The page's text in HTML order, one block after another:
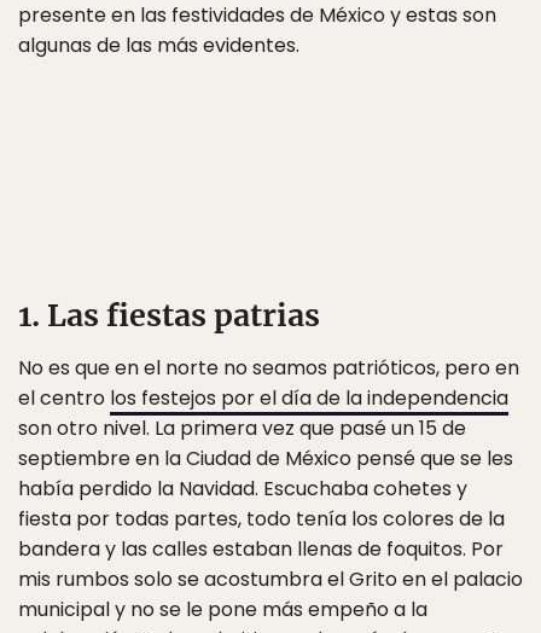
presente en las festividades de México y estas son
algunas de las más evidentes.
1. Las fiestas patrias
No es que en el norte no seamos patrióticos, pero en
el centro los festejos por el día de la independencia
son otro nivel. La primera vez que pasé un 15 de
septiembre en la Ciudad de México pensé que se les
había perdido la Navidad. Escuchaba cohetes y
fiesta por todas partes, todo tenía los colores de la
bandera y las calles estaban llenas de foquitos. Por
mis rumbos solo se acostumbra el Grito en el palacio
municipal y no se le pone más empeño a la